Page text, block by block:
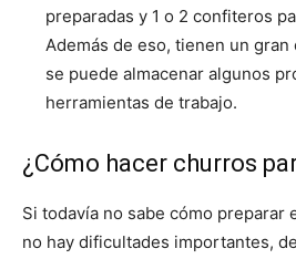
preparadas y 1 o 2 confiteros
Además de eso, tienen un
se puede almacenar algunos
herramientas de trabajo.
¿Cómo hacer churros
Si todavía no sabe cómo preparar
no hay dificultades importantes,